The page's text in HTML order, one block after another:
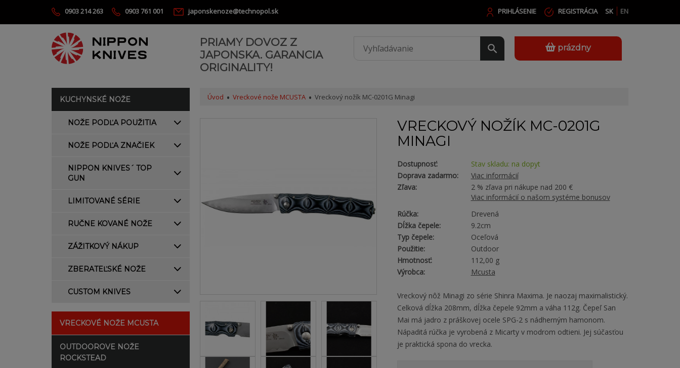
0903 214 263 0903 761 001 japonskenoze@technopol.sk SK EN
PRIHLÁSENIE REGISTRÁCIA
PRIAMY DOVOZ Z
JAPONSKA. GARANCIA
ORIGINALITY!
prázdny
KUCHYNSKÉ NOŽE
NOŽE PODĽA POUŽITIA
NOŽE PODĽA ZNAČIEK
NIPPON KNIVES´ TOP
GUN
LIMITOVANÉ SÉRIE
RUČNE KOVANÉ NOŽE
ZÁŽITKOVÝ NÁKUP
ZBERATEĽSKÉ NOŽE
CUSTOM KNIVES
VRECKOVÉ NOŽE MCUSTA
OUTDOOROVE NOŽE
ROCKSTEAD
Úvod Vreckové nože MCUSTA Vreckový nožík MC-0201G Minagi
VRECKOVÝ NOŽÍK MC-0201G
MINAGI
Dostupnosť:
Stav skladu: na dopyt
Doprava zadarmo:
Viac informácií
Zľava:
2 % zľava pri nákupe nad 200 €
Viac informácií o našom systéme bonusov
Rúčka:
Drevená
Dĺžka čepele:
9.2cm
Typ čepele:
Oceľová
Použitie:
Outdoor
Hmotnosť:
112,00 g
Výrobca:
Mcusta
Vreckový nôž Minagi zo série Shinra Maxima. Je naozaj maximalistický.
Celková dĺžka 208mm, dĺžka čepele 92mm a váha 112g. Čepeľ San
Mai má jadro z práškovej ocele SPG-2 s nádherným hamonom.
Nápaditá rúčka je vyrobená z Micarty v modrom odtieni. Jej súčasťou
je praktická spona do vrecka.